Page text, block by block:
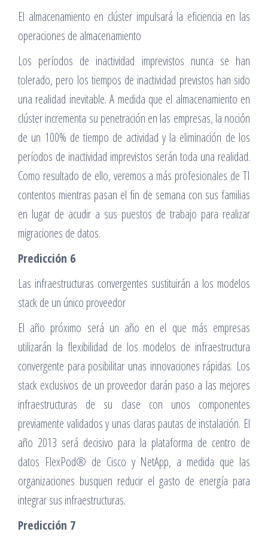
El almacenamiento en clúster impulsará la eficiencia en las
operaciones de almacenamiento
Los períodos de inactividad imprevistos nunca se han
tolerado, pero los tiempos de inactividad previstos han sido
una realidad inevitable. A medida que el almacenamiento en
clúster incrementa su penetración en las empresas, la noción
de un 100% de tiempo de actividad y la eliminación de los
períodos de inactividad imprevistos serán toda una realidad.
Como resultado de ello, veremos a más profesionales de TI
contentos mientras pasan el fin de semana con sus familias
en lugar de acudir a sus puestos de trabajo para realizar
migraciones de datos.
Predicción 6
Las infraestructuras convergentes sustituirán a los modelos
stack de un único proveedor
El año próximo será un año en el que más empresas
utilizarán la flexibilidad de los modelos de infraestructura
convergente para posibilitar unas innovaciones rápidas. Los
stack exclusivos de un proveedor darán paso a las mejores
infraestructuras de su clase con unos componentes
previamente validados y unas claras pautas de instalación. El
año 2013 será decisivo para la plataforma de centro de
datos FlexPod® de Cisco y NetApp, a medida que las
organizaciones busquen reducir el gasto de energía para
integrar sus infraestructuras.
Predicción 7